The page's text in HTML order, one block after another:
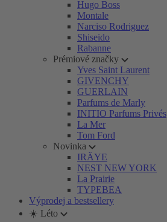
Hugo Boss
Montale
Narciso Rodriguez
Shiseido
Rabanne
Prémiové značky
Yves Saint Laurent
GIVENCHY
GUERLAIN
Parfums de Marly
INITIO Parfums Privés
La Mer
Tom Ford
Novinka
IRÄYE
NEST NEW YORK
La Prairie
TYPEBEA
Výprodej a bestsellery
☀️ Léto